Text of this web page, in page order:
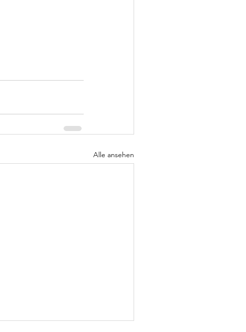
Alle ansehen